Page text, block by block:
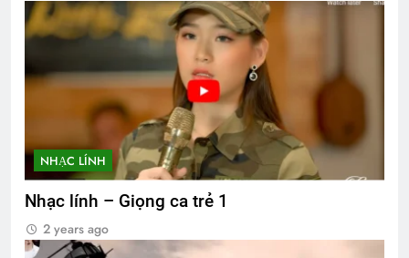
NHẠC LÍNH
Nhạc lính – Giọng ca trẻ 1
2 years ago